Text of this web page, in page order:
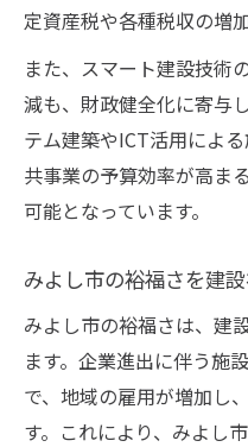
定資産税や各種税収の増
また、スマート建設技術
減も、財政健全化に寄与
テム建築やICT活用によ
共事業の予算効率が高ま
可能となっています。
みよし市の裕福さを建
みよし市の裕福さは、建
ます。企業進出に伴う施
で、地域の雇用が増加し
す。これにより、みよし